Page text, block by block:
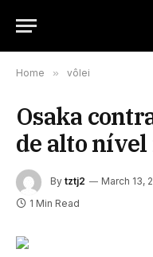
Home » vôlei
Osaka
de alto nível
By tztj2 March 13,
1 Min Read